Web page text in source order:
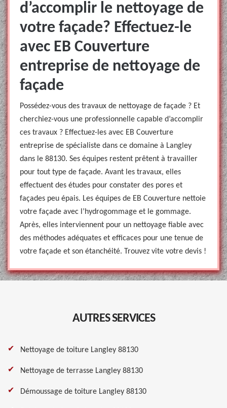
d’accomplir le nettoyage de
votre façade? Effectuez-le
avec EB Couverture
entreprise de nettoyage de
façade
Possédez-vous des travaux de nettoyage de façade ? Et
cherchiez-vous une professionnelle capable d’accomplir
ces travaux ? Effectuez-les avec EB Couverture
entreprise de spécialiste dans ce domaine à Langley
dans le 88130. Ses équipes restent prêtent à travailler
pour tout type de façade. Avant les travaux, elles
effectuent des études pour constater des pores et
façades peu épais. Les équipes de EB Couverture nettoie
votre façade avec l’hydrogommage et le gommage.
Après, elles interviennent pour un nettoyage fiable avec
des méthodes adéquates et efficaces pour une tenue de
votre façade et son étanchéité. Trouvez vite votre devis !
AUTRES SERVICES
Nettoyage de toiture Langley 88130
Nettoyage de terrasse Langley 88130
Démoussage de toiture Langley 88130